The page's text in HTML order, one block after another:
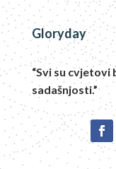
Gloryday
“Svi su cvjetovi
sadašnjosti.”